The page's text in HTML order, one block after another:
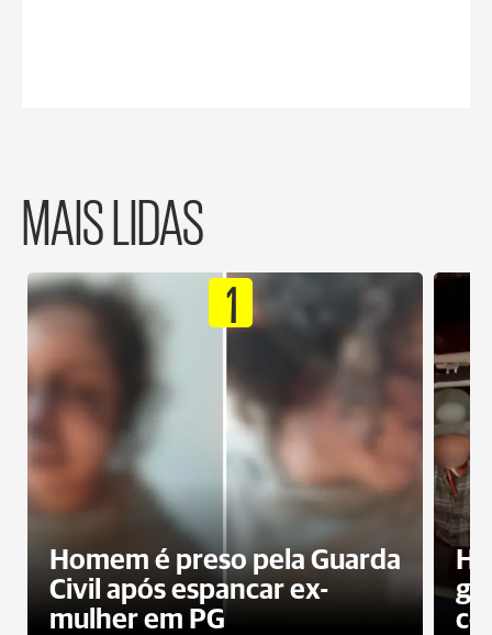
MAIS LIDAS
1
Homem é preso pela Guarda
Civil após espancar ex-
mulher em PG